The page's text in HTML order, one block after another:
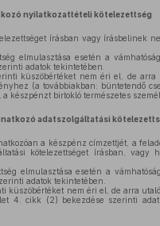
nyilatkozattételi kötelezettség
írásban vagy írásbelinek
elmulasztása esetén a
adatok tekintetében.
küszöbértéket nem éri el, de
(a továbbiakban: büntetendő
készpénzt birtokló természetes
adatszolgáltatási
a készpénz címzettjét, a
kötelezettséget írásban, vagy
elmulasztása esetén a
adatok tekintetében.
küszöbértéket nem éri el, de arra
4. cikk (2) bekezdése szerinti